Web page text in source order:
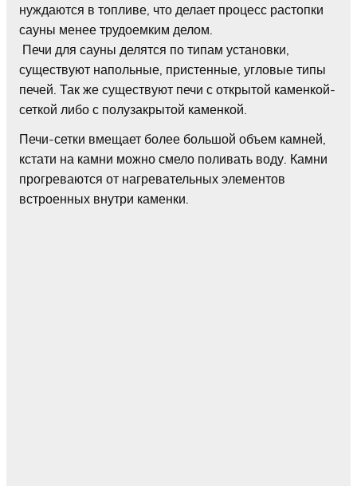
нуждаются в топливе, что делает процесс растопки
сауны менее трудоемким делом.
Печи для сауны делятся по типам установки,
существуют напольные, пристенные, угловые типы
печей. Так же существуют печи с открытой каменкой-
сеткой либо с полузакрытой каменкой.
Печи-сетки вмещает более большой объем камней,
кстати на камни можно смело поливать воду. Камни
прогреваются от нагревательных элементов
встроенных внутри каменки.